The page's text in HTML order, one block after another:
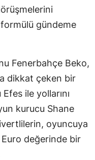
gündeme
Fenerbahçe Beko,
dikkat çeken bir
ile yollarını
kurucu Shane
oyuncuya
değerinde bir